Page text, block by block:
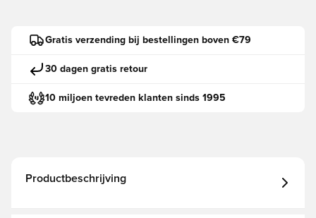
Gratis verzending bij bestellingen boven €79
30 dagen gratis retour
10 miljoen tevreden klanten sinds 1995
Productbeschrijving